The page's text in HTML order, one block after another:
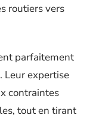
routiers vers
parfaitement
Leur expertise
contraintes
tout en tirant